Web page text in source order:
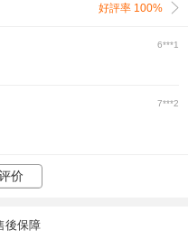
好評率 100%
6***1
7***2
价
後保障